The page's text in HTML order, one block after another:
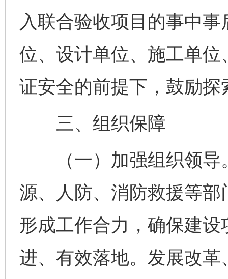
入联合验收项目的事中
位、设计单位、施工单
证安全的前提下，鼓励
三、组织保障
（一）加强组织领导
源、人防、消防救援等
形成工作合力，确保建设
进、有效落地。发展改